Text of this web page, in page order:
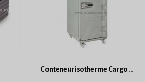
Conteneur isotherme Cargo 500L